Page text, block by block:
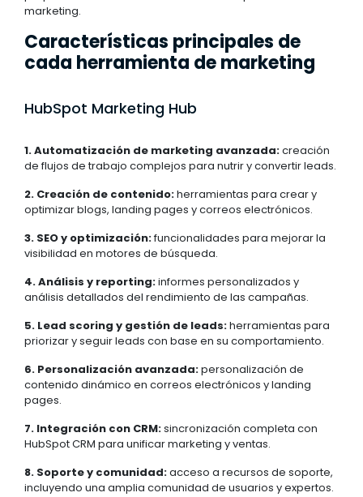
marketing.
Características principales de
cada herramienta de marketing
HubSpot Marketing Hub
1. Automatización de marketing avanzada:creación
de flujos de trabajo complejos para nutrir y convertir leads.
2. Creación de contenido:herramientas para crear y
optimizar blogs, landing pages y correos electrónicos.
3. SEO y optimización:funcionalidades para mejorar la
visibilidad en motores de búsqueda.
4. Análisis y reporting:informes personalizados y
análisis detallados del rendimiento de las campañas.
5. Lead scoring y gestión de leads:herramientas para
priorizar y seguir leads con base en su comportamiento.
6. Personalización avanzada:personalización de
contenido dinámico en correos electrónicos y landing
pages.
7. Integración con CRM:sincronización completa con
HubSpot CRM para unificar marketing y ventas.
8. Soporte y comunidad:acceso a recursos de soporte,
incluyendo una amplia comunidad de usuarios y expertos.